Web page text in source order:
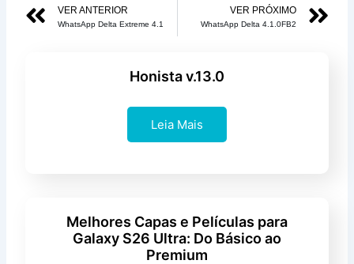
de
Anterior
VER ANTERIOR
WhatsApp Delta Extreme 4.1
VER PRÓXIMO
WhatsApp Delta 4.1.0FB2
Honista v.13.0
Leia Mais
Melhores Capas e Películas para
Galaxy S26 Ultra: Do Básico ao
Premium